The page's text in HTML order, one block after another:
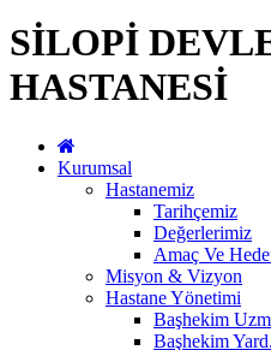
SİLOPİ
HASTANESİ
Kurumsal
Hastanemiz
Tarihçemiz
Değerlerimiz
Amaç Ve
Misyon & Vizyon
Hastane Yönetimi
Başhekim
Başhekim